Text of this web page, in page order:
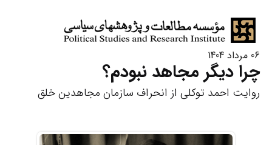
06 مرداد 1404
چرا دیگر مجاهد نبودم؟
روایت احمد توکلی از انحراف سازمان مجاهدین خلق